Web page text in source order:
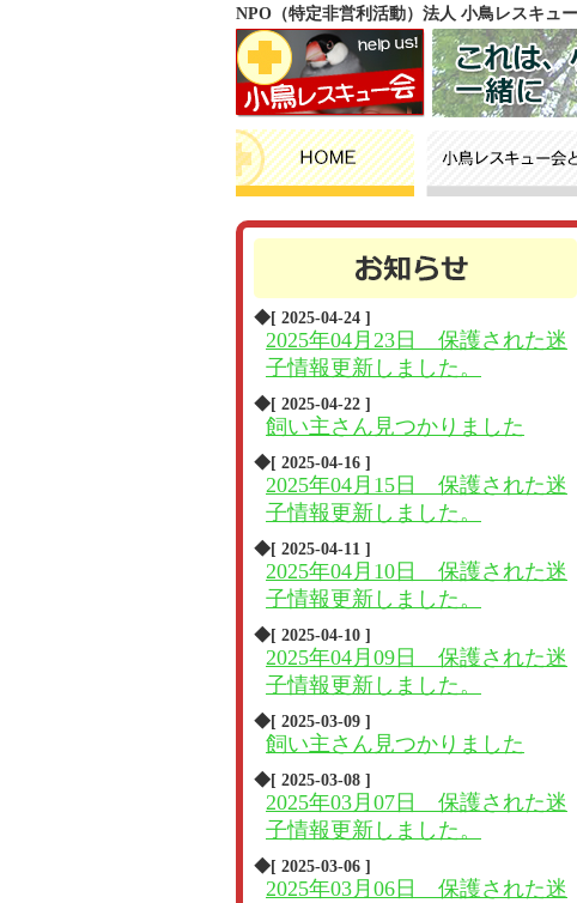
NPO（特定非営利活動）法人 小鳥レスキュ
◆[ 2025-04-24 ]
2025年04月23日 保護された迷
子情報更新しました。
◆[ 2025-04-22 ]
飼い主さん見つかりました
◆[ 2025-04-16 ]
2025年04月15日 保護された迷
子情報更新しました。
◆[ 2025-04-11 ]
2025年04月10日 保護された迷
子情報更新しました。
◆[ 2025-04-10 ]
2025年04月09日 保護された迷
子情報更新しました。
◆[ 2025-03-09 ]
飼い主さん見つかりました
◆[ 2025-03-08 ]
2025年03月07日 保護された迷
子情報更新しました。
◆[ 2025-03-06 ]
2025年03月06日 保護された迷